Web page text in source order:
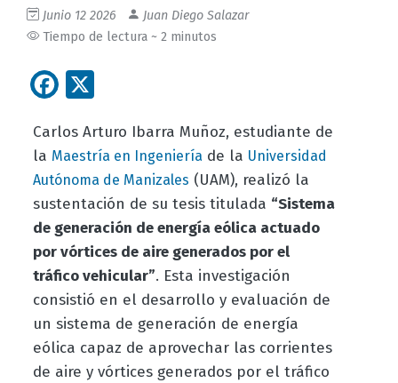
Junio 12 2026
Juan Diego Salazar
Tiempo de lectura ~ 2 minutos
Facebook
Carlos Arturo Ibarra Muñoz, estudiante de
la Maestría en Ingenieríade la Universidad
Autónoma de Manizales (UAM), realizó la
sustentación de su tesis titulada “Sistema
de generación de energía eólica actuado
por vórtices de aire generados por el
tráfico vehicular”. Esta investigación
consistió en el desarrollo y evaluación de
un sistema de generación de energía
eólica capaz de aprovechar las corrientes
de aire y vórtices generados por el tráfico